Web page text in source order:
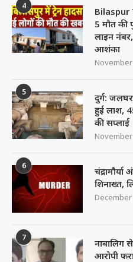
4
Bilaspur
5 मौत की
लाइन
आशंका
November
5
दुर्ग:
हुई लाश,
की सप्लाई
November
6
शिनाख्त,
December
7
नाबालिग
आरोपी